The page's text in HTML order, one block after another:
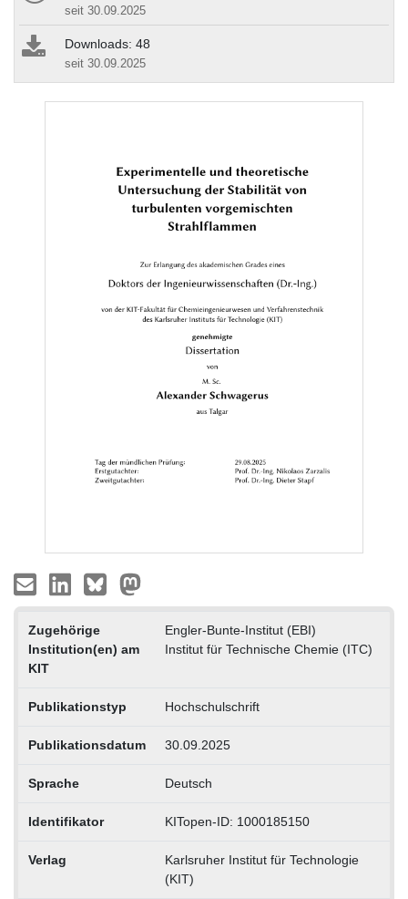
seit 30.09.2025
Downloads: 48
seit 30.09.2025
Zugehörige
Institution(en) am
KIT
Engler-Bunte-Institut (EBI)
Institut für Technische Chemie (ITC)
Publikationstyp Hochschulschrift
Publikationsdatum 30.09.2025
Sprache Deutsch
Identifikator KITopen-ID: 1000185150
Verlag
Karlsruher Institut für Technologie
(KIT)